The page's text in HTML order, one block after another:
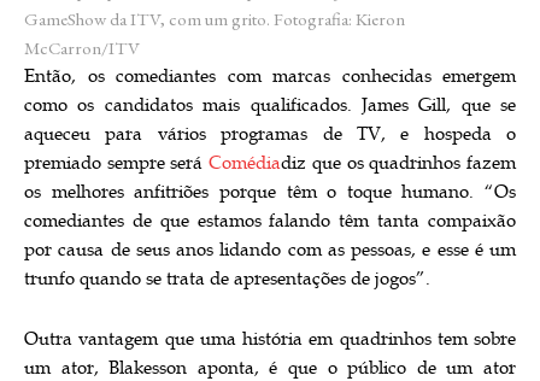
GameShow da ITV, com um grito. Fotografia: Kieron
McCarron/ITV
Então, os comediantes com marcas conhecidas emergem
como os candidatos mais qualificados. James Gill, que se
aqueceu para vários programas de TV, e hospeda o
premiado sempre seráComédiadiz que os quadrinhos fazem
os melhores anfitriões porque têm o toque humano. “Os
comediantes de que estamos falando têm tanta compaixão
por causa de seus anos lidando com as pessoas, e esse é um
trunfo quando se trata de apresentações de jogos”.
Outra vantagem que uma história em quadrinhos tem sobre
um ator, Blakesson aponta, é que o público de um ator